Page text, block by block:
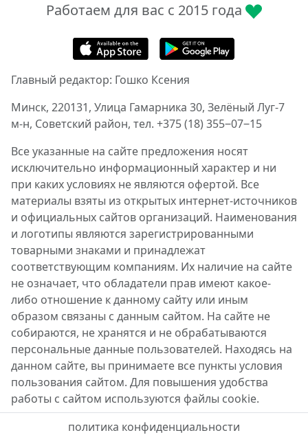
Работаем для вас с 2015 года
Главный редактор: Гошко Ксения
Минск, 220131, Улица Гамарника 30, Зелёный Луг-7
м-н, Советский район, тел. +375 (18) 355‒07‒15
Все указанные на сайте предложения носят
исключительно информационный характер и ни
при каких условиях не являются офертой. Все
материалы взяты из открытых интернет-источников
и официальных сайтов организаций. Наименования
и логотипы являются зарегистрированными
товарными знаками и принадлежат
соответствующим компаниям. Их наличие на сайте
не означает, что обладатели прав имеют какое-
либо отношение к данному сайту или иным
образом связаны с данным сайтом. На сайте не
собираются, не хранятся и не обрабатываются
персональные данные пользователей. Находясь на
данном сайте, вы принимаете все пункты условия
пользования сайтом. Для повышения удобства
работы с сайтом используются файлы cookie.
политика конфиденциальности